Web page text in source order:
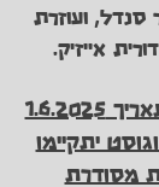
ועוזרת
אייזיק.
יתקיימו
מסודרת